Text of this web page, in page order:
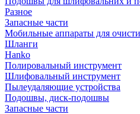
Разное
Запасные части
Мобильные аппараты для
Шланги
Hanko
Полировальный инструмент
Шлифовальный инструмент
Пылеудаляющие устройства
Подошвы, диск-подошвы
Запасные части